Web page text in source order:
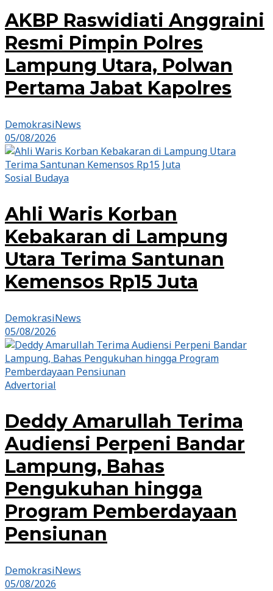
AKBP Raswidiati Anggraini
Resmi Pimpin Polres
Lampung Utara, Polwan
Pertama Jabat Kapolres
DemokrasiNews
05/08/2026
Sosial Budaya
Ahli Waris Korban
Kebakaran di Lampung
Utara Terima Santunan
Kemensos Rp15 Juta
DemokrasiNews
05/08/2026
Advertorial
Deddy Amarullah Terima
Audiensi Perpeni Bandar
Lampung, Bahas
Pengukuhan hingga
Program Pemberdayaan
Pensiunan
DemokrasiNews
05/08/2026